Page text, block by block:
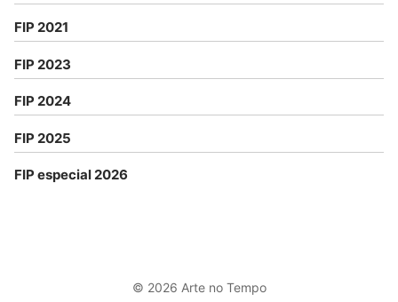
FIP 2021
FIP 2023
FIP 2024
FIP 2025
FIP especial 2026
© 2026 Arte no Tempo